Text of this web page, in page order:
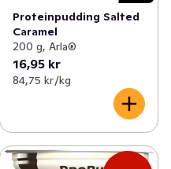
Proteinpudding Salted
Caramel
200 g, Arla®
16,95 kr
84,75 kr /kg